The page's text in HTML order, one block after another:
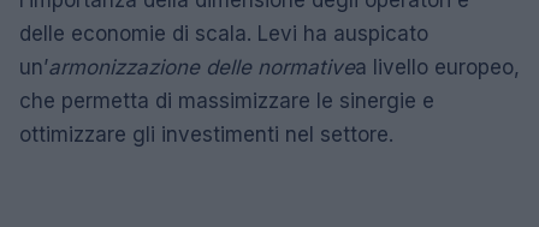
delle economie di scala. Levi ha auspicato
un’armonizzazione delle normativea livello europeo,
che permetta di massimizzare le sinergie e
ottimizzare gli investimenti nel settore.